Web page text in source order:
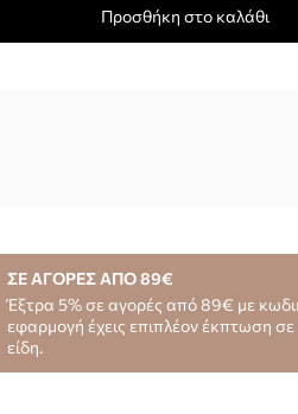
Προσθήκη στο καλάθι
ΣΕ ΑΓΟΡΕΣ ΑΠΟ 89€
Έξτρα 5% σε αγορές από 89€ με
εφαρμογή έχεις επιπλέον έκπτωση
είδη.